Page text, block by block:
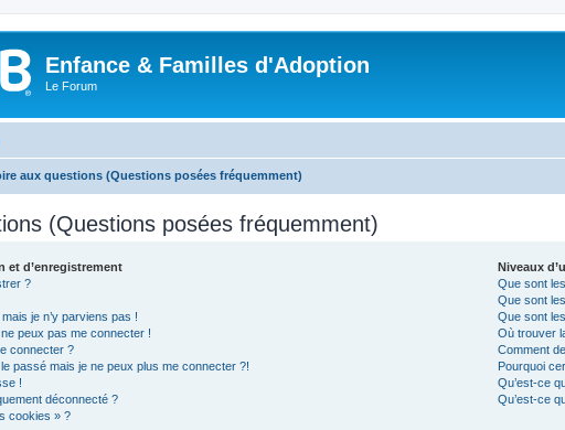
Enfance & Familles d'Adoption
Le Forum
aux questions (Questions posées fréquemment)
(Questions posées fréquemment)
et d’enregistrement
?
je n’y parviens pas !
peux pas me connecter !
connecter ?
passé mais je ne peux plus me connecter ?!
!
déconnecté ?
cookies » ?
Niveaux
Que sont
Que sont
Que sont
Où trouver
Comment
Pourquoi
Qu’est-ce
Qu’est-ce